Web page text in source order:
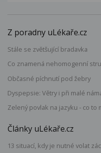
Z poradny uLékaře.cz
Stále se zvětšující bradavka
Co znamená nehomogenní
Občasné píchnutí pod žebry
Dyspepsie: Větry i při malé
Zelený povlak na jazyku - co to
Články uLékaře.cz
13 situací, kdy je nutné volat